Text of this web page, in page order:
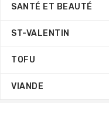
SANTÉ ET BEAUTÉ
ST-VALENTIN
TOFU
VIANDE